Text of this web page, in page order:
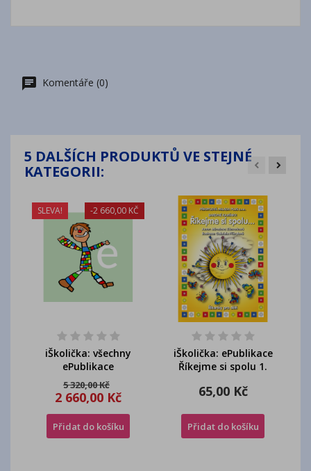
Komentáře (0)
5 DALŠÍCH PRODUKTŮ VE STEJNÉ
KATEGORII:
SLEVA!
iŠkolička: všechny
ePublikace
5 320,00 Kč
-2 660,00 KČ
2 660,00 Kč
Přidat do košíku
iŠkolička: ePublikace
Říkejme si spolu 1.
65,00 Kč
Přidat do košíku